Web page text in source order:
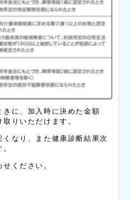
に、加入時に決めた金額
りいただけます。
なり、また健康診断結果次
ください。